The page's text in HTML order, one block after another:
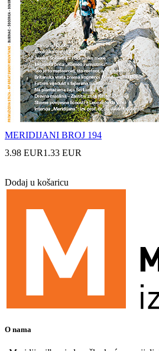
MERIDIJANI BROJ 194
3.98 EUR1.33 EUR
Dodaj u košaricu
O nama